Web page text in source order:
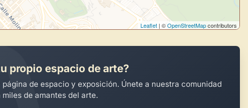
Leaflet | ©OpenStreetMapcontributors
propio espacio de arte?
página de espacio y exposición. Únete a nuestra comunidad
de amantes del arte.